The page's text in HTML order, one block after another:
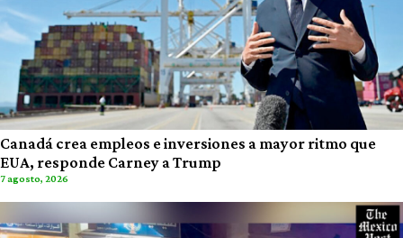
Canadá crea empleos e inversiones a mayor ritmo que
EUA, responde Carney a Trump
7 agosto, 2026